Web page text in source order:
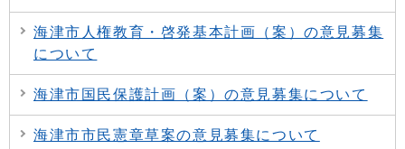
海津市人権教育・啓発基本計画（案）の意見募集
について
海津市国民保護計画（案）の意見募集について
海津市市民憲章草案の意見募集について